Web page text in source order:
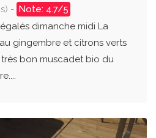
- Note: 4.7/5
dimanche midi La
gingembre et citrons verts
bon muscadet bio du